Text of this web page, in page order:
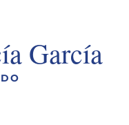
García